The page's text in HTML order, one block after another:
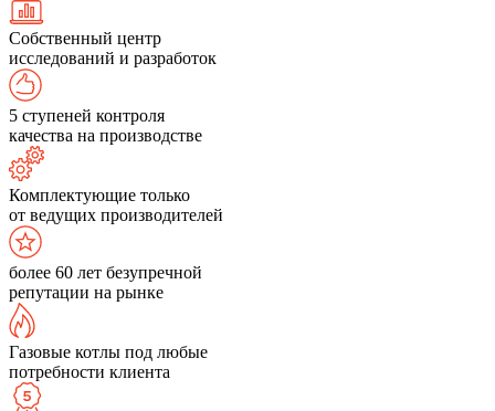
Собственный центр
исследований и разработок
5 ступеней контроля
качества на производстве
Комплектующие только
от ведущих производителей
более 60 лет безупречной
репутации на рынке
Газовые котлы под любые
потребности клиента